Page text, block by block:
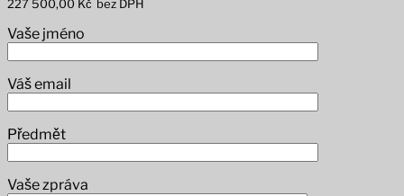
227 500,00 Kč bez DPH
Vaše jméno
Váš email
Předmět
Vaše zpráva